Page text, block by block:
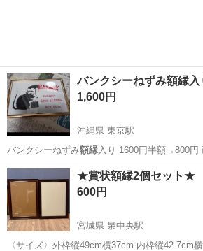
バンクシーねずみ額縁
1,600円
沖縄県 東京駅
バンクシーねずみ額縁
沖縄 宜野湾市 東京駅 その他
★賞状額縁2個セット★
600円
宮城県 泉中央駅
〈サイズ〉外枠縦49cm横37cm 内枠縦42.7cm横30.7cm 傷は少しあり